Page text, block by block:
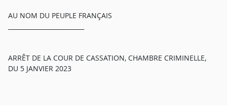
AU NOM DU PEUPLE FRANÇAIS
ARRÊT DE LA COUR DE CASSATION, CHAMBRE CRIMINELLE,
DU 5 JANVIER 2023